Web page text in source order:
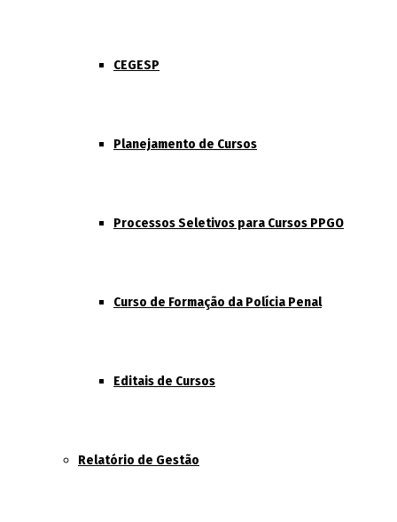
CEGESP
Planejamento de Cursos
Processos Seletivos para Cursos PPGO
Curso de Formação da Polícia Penal
Editais de Cursos
Relatório de Gestão